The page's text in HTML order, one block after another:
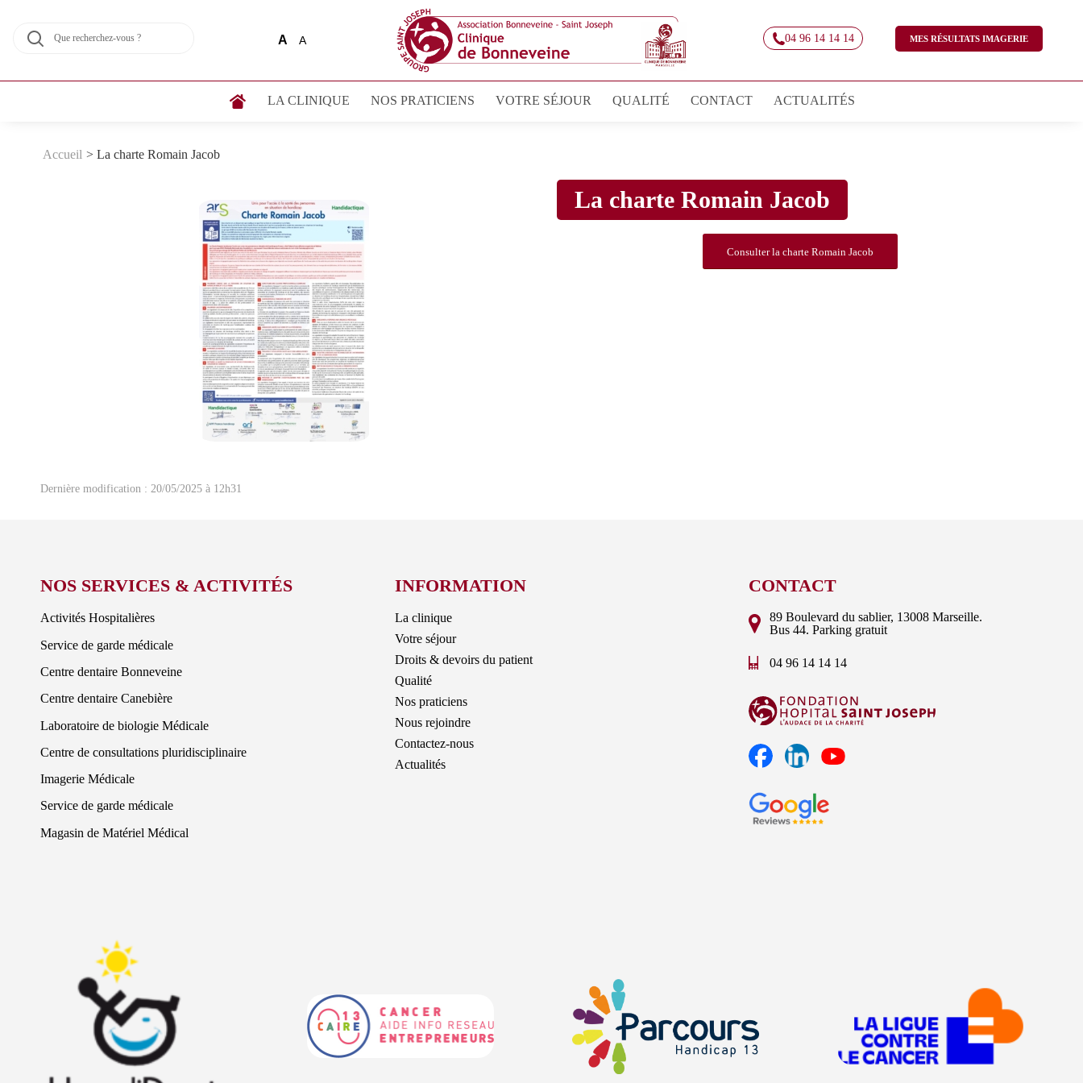
A A 04 96 14 14 14 MES RÉSULTATS IMAGERIE
LA CLINIQUE NOS PRATICIENS VOTRE SÉJOUR QUALITÉ CONTACT ACTUALITÉS
Accueil > La charte Romain Jacob
La charte Romain Jacob
Consulter la charte Romain Jacob
Dernière modification : 20/05/2025 à 12h31
NOS SERVICES & ACTIVITÉS
Activités Hospitalières
Service de garde médicale
Centre dentaire Bonneveine
Centre dentaire Canebière
Laboratoire de biologie Médicale
Centre de consultations pluridisciplinaire
Imagerie Médicale
Service de garde médicale
Magasin de Matériel Médical
INFORMATION
La clinique
Votre séjour
Droits & devoirs du patient
Qualité
Nos praticiens
Nous rejoindre
Contactez-nous
Actualités
CONTACT
89 Boulevard du sablier, 13008 Marseille.
Bus 44. Parking gratuit
04 96 14 14 14